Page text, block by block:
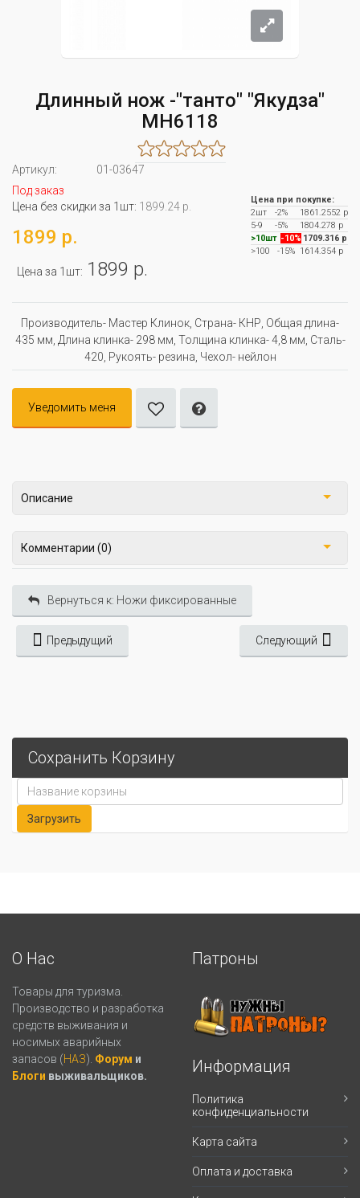
Длинный нож -"танто" "Якудза"
MH6118
Артикул:
01-03647
Под заказ
Цена без скидки за 1шт: 1899.24 р.
1899 р.
Цена за 1шт: 1899 р.
Цена при покупке:
2шт
-2%
1861.2552 р
5-9
-5%
1804.278 р
>10шт -10% 1709.316 р
>100
-15% 1614.354 р
Производитель- Мастер Клинок, Страна- КНР, Oбщая длина-
435 мм, Длина клинка- 298 мм, Толщина клинка- 4,8 мм, Сталь-
420, Рукоять- резина, Чехол- нейлон
Уведомить меня
Описание
Комментарии (0)
Вернуться к: Ножи фиксированные
Предыдущий Следующий
Сохранить Корзину
О Нас
Товары для туризма.
Производство и разработка
средств выживания и
носимых аварийных
запасов (НАЗ). Форум и
Блоги выживальщиков.
Патроны
Информация
Политика
конфиденциальности
Карта сайта
Оплата и доставка